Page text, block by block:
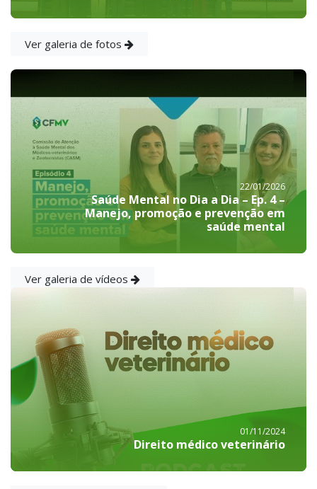
Ver galeria de fotos
22/01/2026
Saúde Mental no Dia a Dia – Ep. 4 –
Manejo, promoção e prevenção em
saúde mental
Ver galeria de vídeos
01/11/2024
Direito médico veterinário